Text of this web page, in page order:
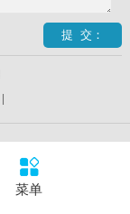
菜单